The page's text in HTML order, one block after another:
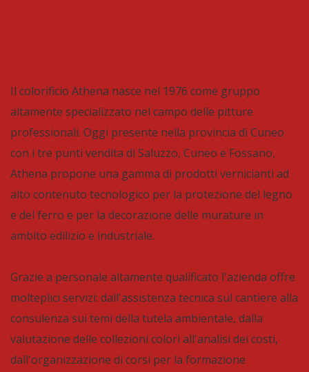
Il colorificio Athena nasce nel 1976 come gruppo
altamente specializzato nel campo delle pitture
professionali. Oggi presente nella provincia di Cuneo
con i tre punti vendita di Saluzzo, Cuneo e Fossano,
Athena propone una gamma di prodotti vernicianti ad
alto contenuto tecnologico per la protezione del legno
e del ferro e per la decorazione delle murature in
ambito edilizio e industriale.
Grazie a personale altamente qualificato l'azienda offre
molteplici servizi: dall'assistenza tecnica sul cantiere alla
consulenza sui temi della tutela ambientale, dalla
valutazione delle collezioni colori all'analisi dei costi,
dall'organizzazione di corsi per la formazione